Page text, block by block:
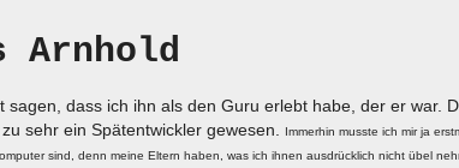
Arnhold
sagen, dass ich ihn als den Guru erlebt habe, der er war.
sehr ein Spätentwickler gewesen.
Immerhin musste ich mir ja
sind, denn meine Eltern haben, was ich ihnen ausdrücklich nicht übel